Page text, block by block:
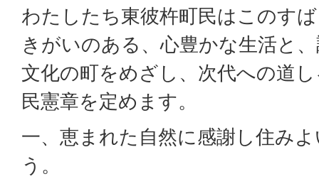
わたしたち東彼杵町民はこのす
きがいのある、心豊かな生活と
文化の町をめざし、次代への道
民憲章を定めます。
一、恵まれた自然に感謝し住み
う。